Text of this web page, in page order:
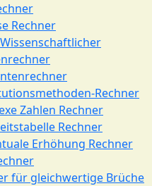
Rechner
Wissenschaftlicher
Rechner
Zahlen Rechner
Rechner
Erhöhung Rechner
für gleichwertige Brüche